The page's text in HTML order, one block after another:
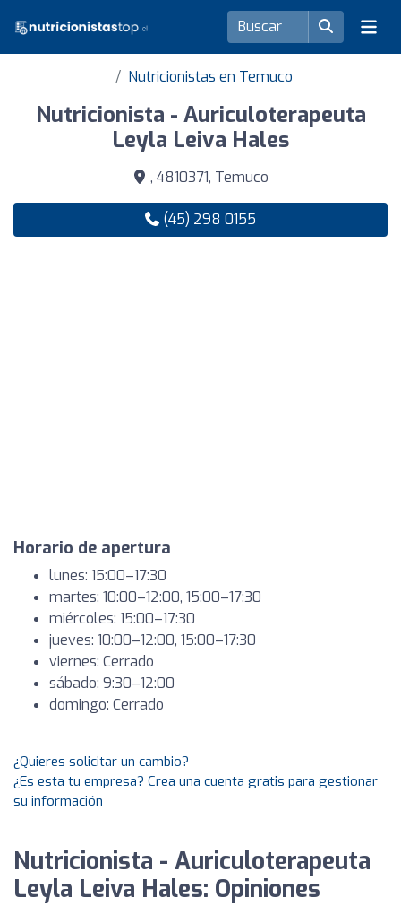
Nutricionistas en Temuco
Nutricionista - Auriculoterapeuta
Leyla Leiva Hales
, 4810371, Temuco
(45) 298 0155
Horario de apertura
lunes: 15:00–17:30
martes: 10:00–12:00, 15:00–17:30
miércoles: 15:00–17:30
jueves: 10:00–12:00, 15:00–17:30
viernes: Cerrado
sábado: 9:30–12:00
domingo: Cerrado
¿Quieres solicitar un cambio?
¿Es esta tu empresa? Crea una cuenta gratis para gestionar
su información
Nutricionista - Auriculoterapeuta
Leyla Leiva Hales: Opiniones